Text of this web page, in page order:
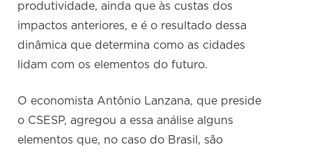
produtividade, ainda que às custas dos
impactos anteriores, e é o resultado dessa
dinâmica que determina como as cidades
lidam com os elementos do futuro.
O economista Antônio Lanzana, que preside
o CSESP, agregou a essa análise alguns
elementos que, no caso do Brasil, são